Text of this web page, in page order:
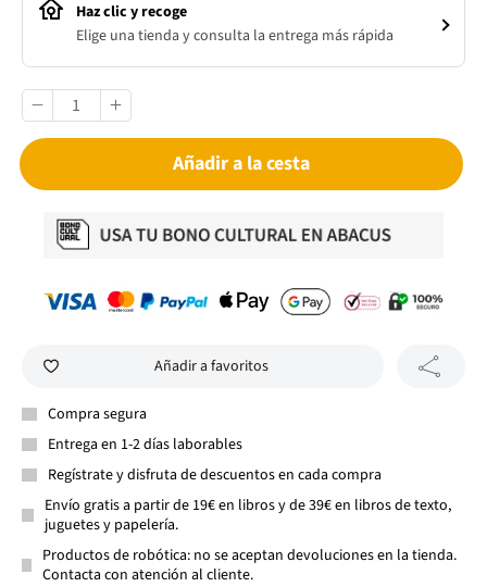
Haz clic y recoge
Elige una tienda y consulta la entrega más rápida
Añadir a la cesta
Añadir a favoritos
Compra segura
Entrega en 1-2 días laborables
Regístrate y disfruta de descuentos en cada compra
Envío gratis a partir de 19€ en libros y de 39€ en libros de texto,
juguetes y papelería.
Productos de robótica: no se aceptan devoluciones en la tienda.
Contacta con atención al cliente.